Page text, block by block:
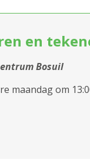
en
Bosuil
maandag om